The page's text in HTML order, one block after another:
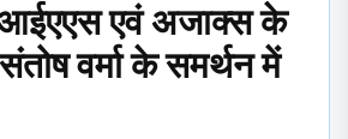
एवं अजाक्स के
वर्मा के समर्थन में